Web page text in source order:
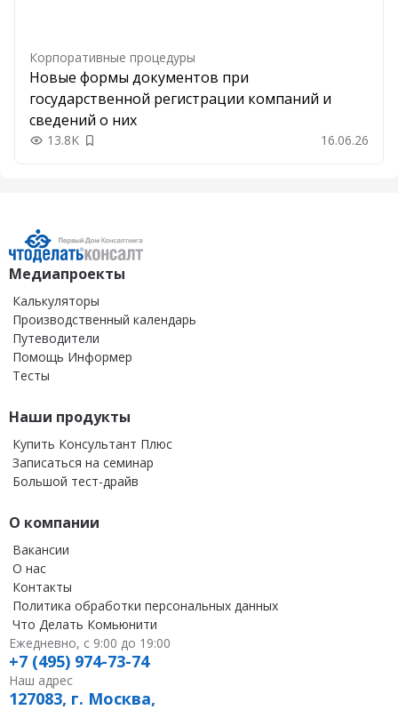
Корпоративные процедуры
Новые формы документов при
государственной регистрации компаний и
сведений о них
13.8K Добавить в закладки 16.06.26
Медиапроекты
Калькуляторы
Производственный календарь
Путеводители
Помощь Информер
Тесты
Наши продукты
Купить Консультант Плюс
Записаться на семинар
Большой тест-драйв
О компании
Вакансии
О нас
Контакты
Политика обработки персональных данных
Что Делать Комьюнити
Ежедневно, с 9:00 до 19:00
+7 (495) 974-73-74
Наш адрес
127083, г. Москва,